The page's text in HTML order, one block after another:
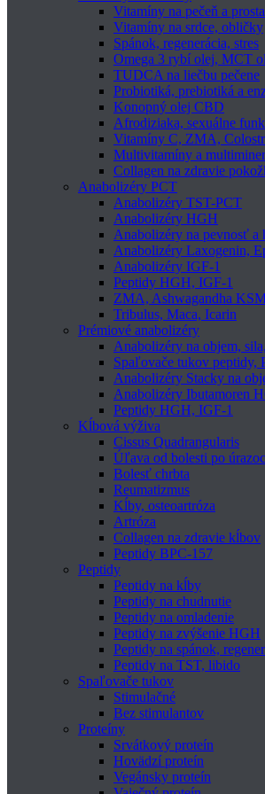
Vitamíny na pečeň a
Vitamíny na srdce, obličky
Spánok, regenerácia, stres
Omega 3 rybí olej, MCT
TUDCA na liečbu pečene
Probiotiká, prebiotiká a
Konopný olej CBD
Afrodiziaka, sexuálne
Vitamíny C, ZMA,
Multivitamíny a
Collagen na zdravie
Anabolizéry PCT
Anabolizéry TST-PCT
Anabolizéry HGH
Anabolizéry na pevnosť a
Anabolizéry Laxogenin,
Anabolizéry IGF-1
Peptidy HGH, IGF-1
ZMA, Ashwagandha
Tribulus, Maca, Icarin
Prémiové anabolizéry
Anabolizéry na objem,
Spaľovače tukov peptidy,
Anabolizéry Stacky na
Anabolizéry Ibutamoren
Peptidy HGH, IGF-1
Kĺbová výživa
Cissus Quadrangularis
Úľava od bolesti po
Bolesť chrbta
Reumatizmus
Kĺby, osteoartróza
Artróza
Collagen na zdravie kĺbov
Peptidy BPC-157
Peptidy
Peptidy na kĺby
Peptidy na chudnutie
Peptidy na omladenie
Peptidy na zvýšenie HGH
Peptidy na spánok,
Peptidy na TST, libido
Spaľovače tukov
Stimulačné
Bez stimulantov
Proteíny
Srvátkový proteín
Hovädzí proteín
Vegánsky proteín